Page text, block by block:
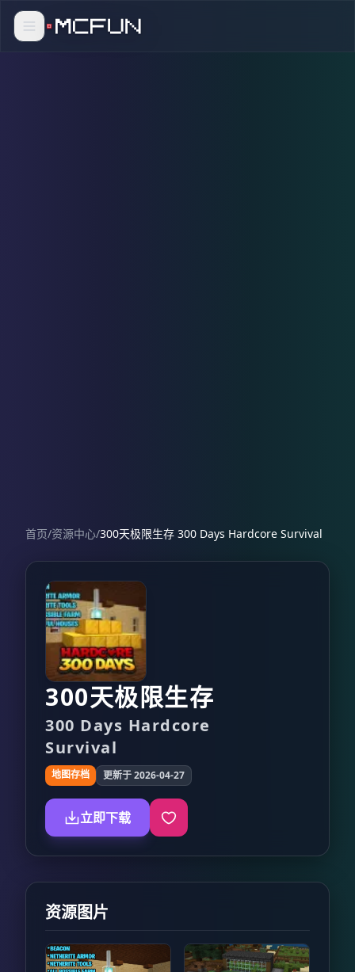
首页/资源中心/300天极限生存 300 Days Hardcore Survival
300天极限生存
300 Days Hardcore
Survival
地图存档 更新于 2026-04-27
立即下载
资源图片